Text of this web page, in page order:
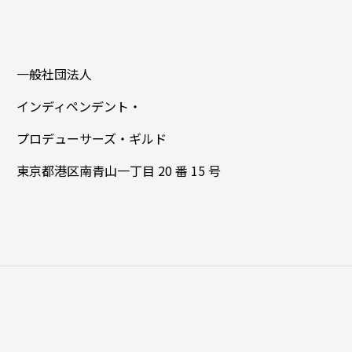
一般社団法人
インディペンデント・
プロデューサーズ・ギルド
東京都港区南青山一丁目 20 番 15 号